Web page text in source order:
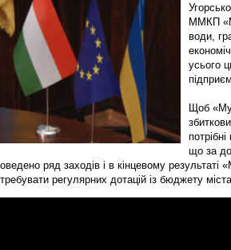
ММКП
води,
усього
Щоб
що за
ряд заходів і в кінцевому результаті
регулярних дотацій із бюджету міста.